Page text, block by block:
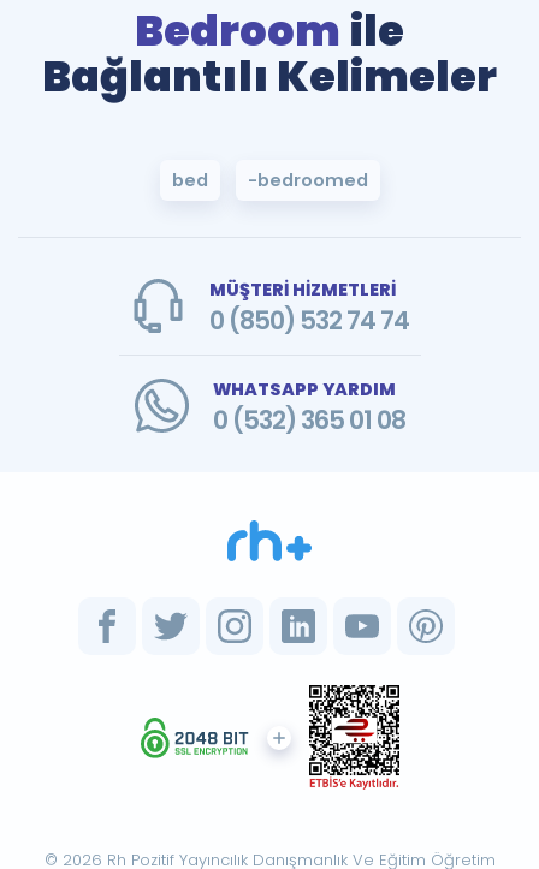
Bedroom ile
Bağlantılı Kelimeler
bed -bedroomed
MÜŞTERİ HİZMETLERİ
0 (850) 532 74 74
WHATSAPP YARDIM
0 (532) 365 01 08
© 2026 Rh Pozitif Yayıncılık Danışmanlık Ve Eğitim Öğretim